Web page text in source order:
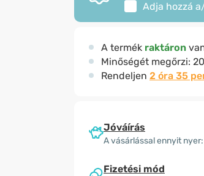
Adja hozzá
A termék raktáron
Minőségét megőrzi:
Rendeljen 2 óra 35
Jóváírás
A vásárlással ennyit nyer:
Fizetési mód